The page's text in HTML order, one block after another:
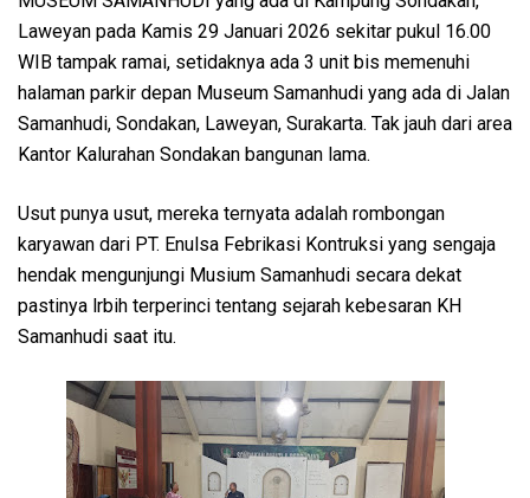
Laweyan pada Kamis 29 Januari 2026 sekitar pukul 16.00
WIB tampak ramai, setidaknya ada 3 unit bis memenuhi
halaman parkir depan Museum Samanhudi yang ada di Jalan
Samanhudi, Sondakan, Laweyan, Surakarta. Tak jauh dari area
Kantor Kalurahan Sondakan bangunan lama.
Usut punya usut, mereka ternyata adalah rombongan
karyawan dari PT. Enulsa Febrikasi Kontruksi yang sengaja
hendak mengunjungi Musium Samanhudi secara dekat
pastinya lrbih terperinci tentang sejarah kebesaran KH
Samanhudi saat itu.